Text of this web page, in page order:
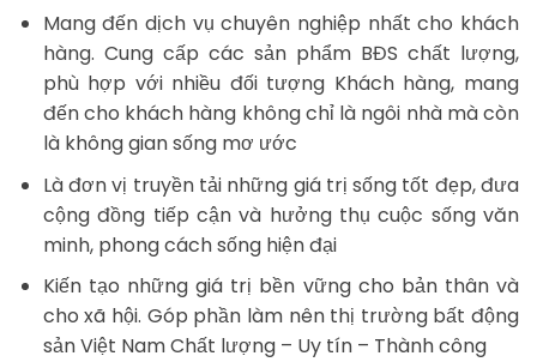
Mang đến dịch vụ chuyên nghiệp nhất cho khách
hàng. Cung cấp các sản phẩm BĐS chất lượng,
phù hợp với nhiều đối tượng Khách hàng, mang
đến cho khách hàng không chỉ là ngôi nhà mà còn
là không gian sống mơ ước
Là đơn vị truyền tải những giá trị sống tốt đẹp, đưa
cộng đồng tiếp cận và hưởng thụ cuộc sống văn
minh, phong cách sống hiện đại
Kiến tạo những giá trị bền vững cho bản thân và
cho xã hội. Góp phần làm nên thị trường bất động
sản Việt Nam Chất lượng – Uy tín – Thành công